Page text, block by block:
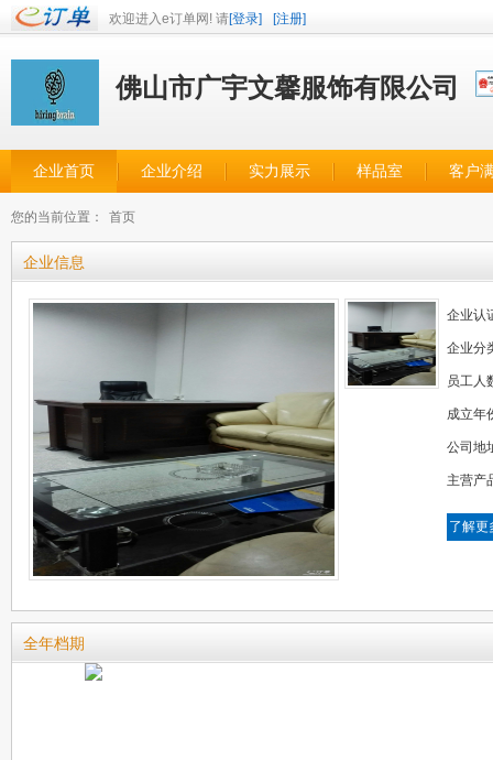
欢迎进入e订单网! 请[登录] [注册]
佛山市广宇文馨服饰有限公司
企业首页 企业介绍 实力展示 样品室 客户
您的当前位置： 首页
企业信息
企业认
企业分
员工人
成立年
公司地
主营产
了解更
全年档期